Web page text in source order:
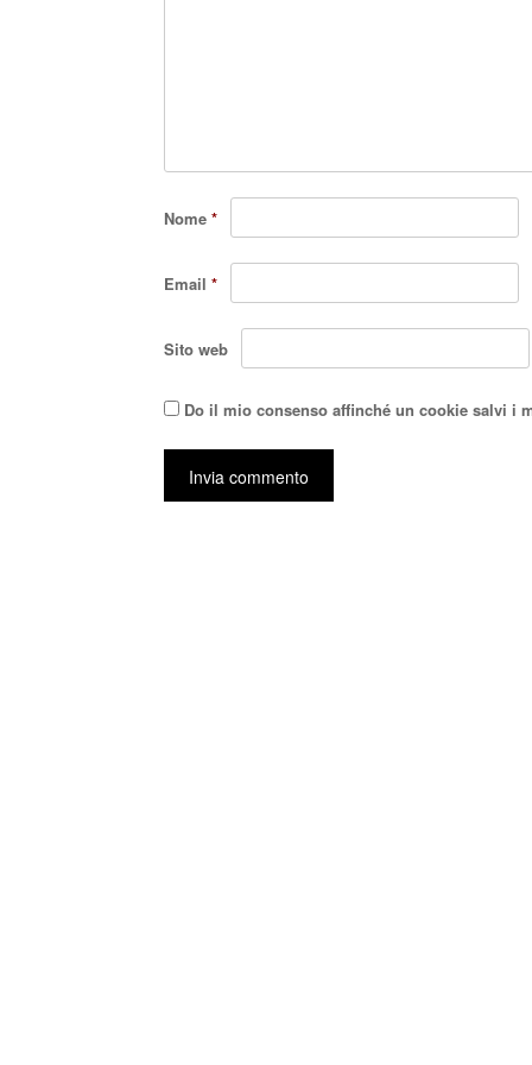
Nome *
Email *
Sito web
Do il mio consenso affinché un cookie salvi i